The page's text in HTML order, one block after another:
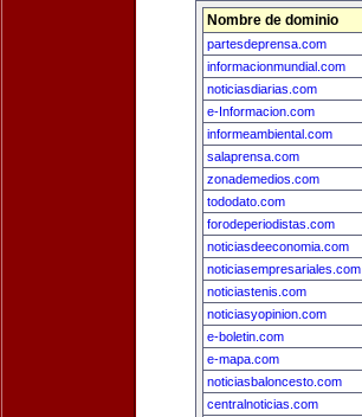
Nombre de dominio
partesdeprensa.com
informacionmundial.com
noticiasdiarias.com
e-Informacion.com
informeambiental.com
salaprensa.com
zonademedios.com
tododato.com
forodeperiodistas.com
noticiasdeeconomia.com
noticiasempresariales.com
noticiastenis.com
noticiasyopinion.com
e-boletin.com
e-mapa.com
noticiasbaloncesto.com
centralnoticias.com